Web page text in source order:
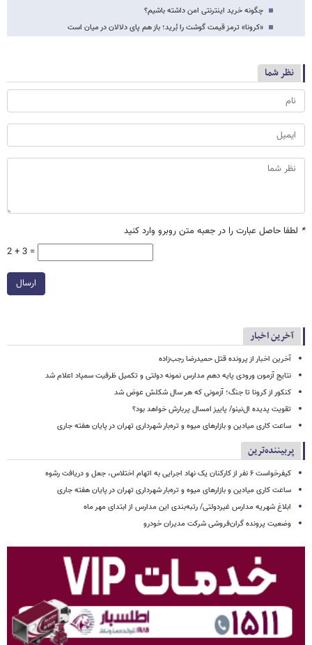
چگونه خرید اینترنتی امن داشته باشیم؟
«کرونا» ترمز قیمت گوشت را بُرید؛ باز هم پای دلالان در میان است
نظر شما
* لطفا حاصل عبارت را در جعبه متن روبرو وارد کنید
2 + 3 =
ارسال
آخرین اخبار
آخرین اخبار از پرونده قتل حمیدرضا رجب‌زاده
نتایج آزمون ورودی پایه دهم مدارس نمونه دولتی و تکمیل ظرفیت سمپاد اعلام شد
کنکور از کرونا تا جنگ؛ آزمونی که هر سال شکلش عوض شد
تقویت پدیده ال‌نینو/ پاییز امسال پربارش خواهد بود؟
ساعت کاری میادین و بازارهای میوه و تره‌بار شهرداری تهران در پایان هفته جاری
پربیننده‌ترین
کیفرخواست ۶ نفر از کارکنان یک نهاد اجرایی به اتهام اختلاس، جعل و دریافت رشوه
ساعت کاری میادین و بازارهای میوه و تره‌بار شهرداری تهران در پایان هفته جاری
ابلاغ شهریه مدارس غیردولتی/ رتبه‌بندی این مدارس از ابتدای مهر ماه
وضعیت پرونده گران‌فروشی شرکت مدیران خودرو